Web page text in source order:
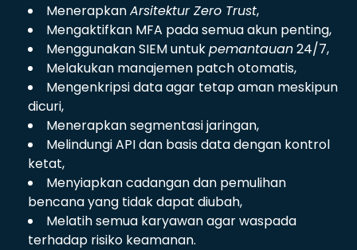
MenerapkanArsitektur Zero Trust,
Mengaktifkan MFA pada semua akun penting,
Menggunakan SIEM untukpemantauan24/7,
Melakukan manajemen patch otomatis,
Mengenkripsi data agar tetap aman meskipun
dicuri,
Menerapkan segmentasi jaringan,
Melindungi API dan basis data dengan kontrol
ketat,
Menyiapkan cadangan dan pemulihan
bencana yang tidak dapat diubah,
Melatih semua karyawan agar waspada
terhadap risiko keamanan.